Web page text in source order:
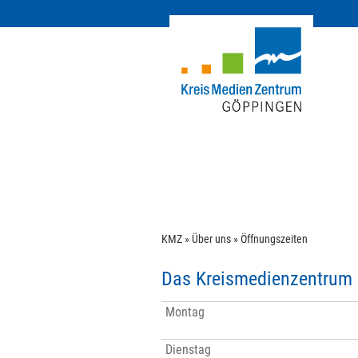
KMZ » Über uns »Öffnungszeiten
Das
Montag
Dienstag